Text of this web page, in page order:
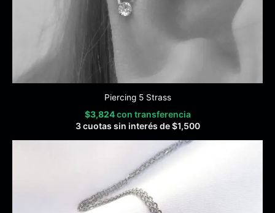
Piercing 5 Strass
$3,824 con transferencia
3 cuotas sin interés de$1,500